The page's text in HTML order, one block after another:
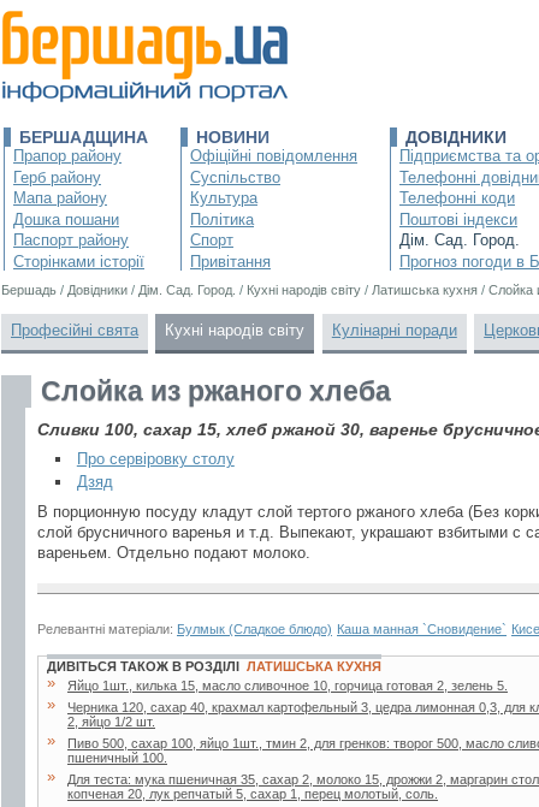
БЕРШАДЩИНА
Прапор району
Герб району
Мапа району
Дошка пошани
Паспорт району
Сторінками історії
НОВИНИ
Офіційні повідомлення
Суспільство
Культура
Політика
Спорт
Привітання
ДОВІДНИКИ
Підприємства та
Телефонні
Телефонні коди
Поштові індекси
Дім. Сад. Город.
Прогноз погоди в
Бершадь / Довідники / Дім. Сад. Город. / Кухні народів світу / Латишська кухня / Слойка
Професійні свята Кухні народів світу Кулінарні поради
Слойка из ржаного хлеба
Сливки 100, сахар 15, хлеб ржаной 30, варенье
Про сервіровку столу
Дзяд
В порционную посуду кладут слой тертого ржаного хлеба (Без
слой брусничного варенья и т.д. Выпекают, украшают взбитыми с
вареньем. Отдельно подают молоко.
Релевантні матеріали: Булмык (Сладкое блюдо) Каша манная `Сновидение`
ДИВІТЬСЯ ТАКОЖ В РОЗДІЛІ ЛАТИШСЬКА КУХНЯ
» Яйцо 1шт., килька 15, масло сливочное 10, горчица готовая 2, зелень 5.
»
Черника 120, сахар 40, крахмал картофельный 3, цедра лимонная 0,3, для
2, яйцо 1/2 шт.
»
Пиво 500, сахар 100, яйцо 1шт., тмин 2, для гренков: творог 500, масло
пшеничный 100.
»
Для теста: мука пшеничная 35, сахар 2, молоко 15, дрожжи 2, маргарин
копченая 20, лук репчатый 5, сахар 1, перец молотый, соль.